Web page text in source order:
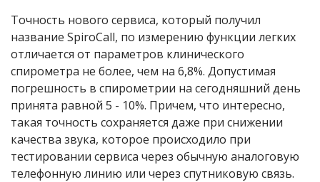
Точность нового сервиса, который получил
название SpiroCall, по измерению функции легких
отличается от параметров клинического
спирометра не более, чем на 6,8%. Допустимая
погрешность в спирометрии на сегодняшний день
принята равной 5 - 10%. Причем, что интересно,
такая точность сохраняется даже при снижении
качества звука, которое происходило при
тестировании сервиса через обычную аналоговую
телефонную линию или через спутниковую связь.